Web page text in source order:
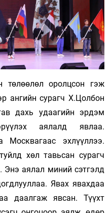
төлөөлөл оролцсон гэж
ангийн сурагч Х.Цолбон
дахь удаагийн эрдэм
аялалд явлаа.
эхлүүллээ.
хөл тавьсан сурагч
Энэ аялал миний сэтгэлд
Явах явахдаа
даалгаж явсан. Түүхт